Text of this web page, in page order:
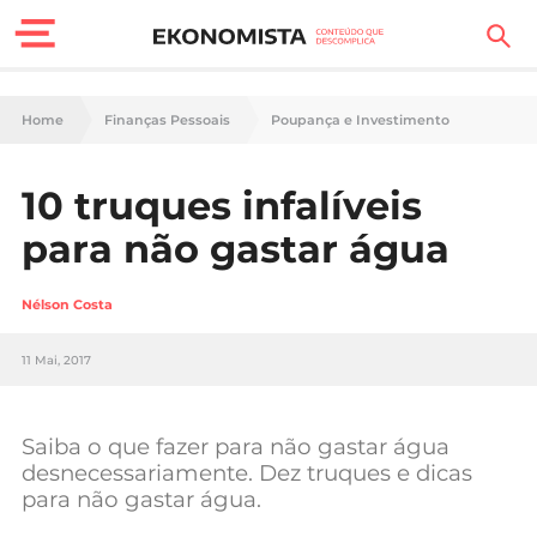
Finanças Pessoais
Carreira
Casa
Tecnologia
Negócios
Home Finanças Pessoais Poupança e Investimento
10 truques infalíveis
para não gastar água
Nélson Costa
11 Mai, 2017
Saiba o que fazer para não gastar água
desnecessariamente. Dez truques e dicas
para não gastar água.